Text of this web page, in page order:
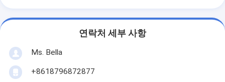
연락처 세부 사항
Ms. Bella
+8618796872877